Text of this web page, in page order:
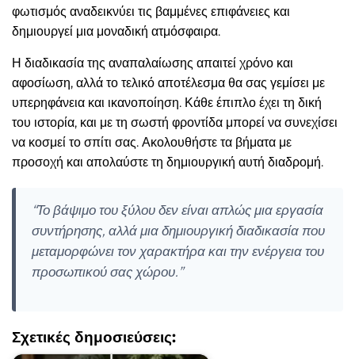
φωτισμός αναδεικνύει τις βαμμένες επιφάνειες και
δημιουργεί μια μοναδική ατμόσφαιρα.
Η διαδικασία της αναπαλαίωσης απαιτεί χρόνο και
αφοσίωση, αλλά το τελικό αποτέλεσμα θα σας γεμίσει με
υπερηφάνεια και ικανοποίηση. Κάθε έπιπλο έχει τη δική
του ιστορία, και με τη σωστή φροντίδα μπορεί να συνεχίσει
να κοσμεί το σπίτι σας. Ακολουθήστε τα βήματα με
προσοχή και απολαύστε τη δημιουργική αυτή διαδρομή.
“Το βάψιμο του ξύλου δεν είναι απλώς μια εργασία
συντήρησης, αλλά μια δημιουργική διαδικασία που
μεταμορφώνει τον χαρακτήρα και την ενέργεια του
προσωπικού σας χώρου.”
Σχετικές δημοσιεύσεις: